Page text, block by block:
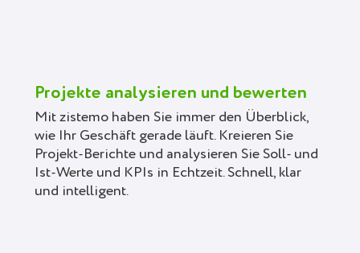
Projekte analysieren und bewerten
Mit zistemo haben Sie immer den Überblick,
wie Ihr Geschäft gerade läuft. Kreieren Sie
Projekt-Berichte und analysieren Sie Soll- und
Ist-Werte und KPIs in Echtzeit. Schnell, klar
und intelligent.